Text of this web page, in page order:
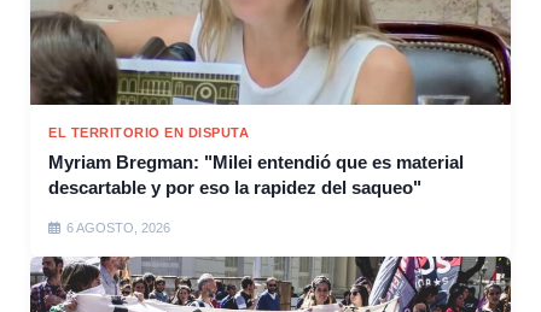
EL TERRITORIO EN DISPUTA
Myriam Bregman: "Milei entendió que es material
descartable y por eso la rapidez del saqueo"
6 AGOSTO, 2026